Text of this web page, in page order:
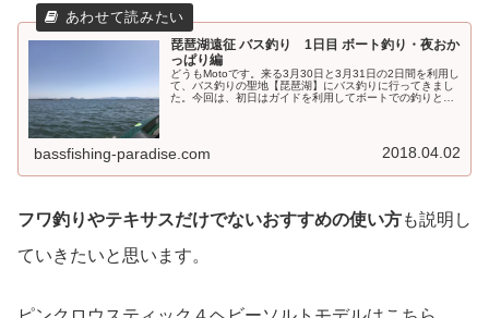
琵琶湖遠征 バス釣り 1日目 ボート釣り・夜おか
っぱり編
どうもMotoです。来る3月30日と3月31日の2日間を利用し
て、バス釣りの聖地【琵琶湖】にバス釣りに行ってきまし
た。今回は、初日はガイドを利用してボートでの釣りと夜
bassfishing-paradise.com 2018.04.02
フワ釣りやテキサスだけでないおすすめの使い方も説明し
ていきたいと思います。